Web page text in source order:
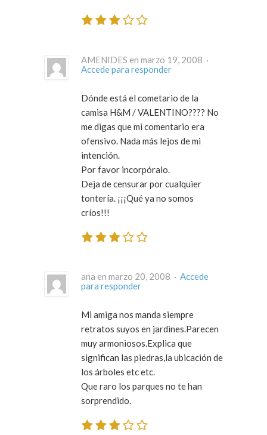
AMENIDES en marzo 19, 2008 ·
Accede para responder
Dónde está el cometario de la
camisa H&M / VALENTINO???? No
me digas que mi comentario era
ofensivo. Nada más lejos de mi
intención.
Por favor incorpóralo.
Deja de censurar por cualquier
tontería. ¡¡¡Qué ya no somos
críos!!!
ana en marzo 20, 2008 · Accede
para responder
Mi amiga nos manda siempre
retratos suyos en jardines.Parecen
muy armoniosos.Explica que
significan las piedras,la ubicación de
los árboles etc etc.
Que raro los parques no te han
sorprendido.